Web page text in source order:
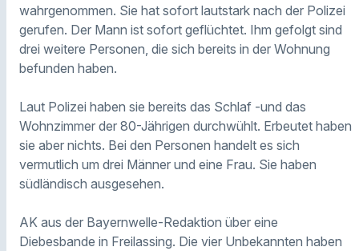
wahrgenommen. Sie hat sofort lautstark nach der Polizei
gerufen. Der Mann ist sofort geflüchtet. Ihm gefolgt sind
drei weitere Personen, die sich bereits in der Wohnung
befunden haben.
Laut Polizei haben sie bereits das Schlaf -und das
Wohnzimmer der 80-Jährigen durchwühlt. Erbeutet haben
sie aber nichts. Bei den Personen handelt es sich
vermutlich um drei Männer und eine Frau. Sie haben
südländisch ausgesehen.
AK aus der Bayernwelle-Redaktion über eine
Diebesbande in Freilassing. Die vier Unbekannten haben